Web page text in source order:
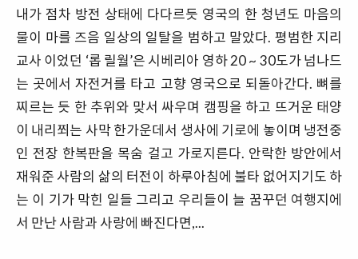
내가 점차 방전 상태에 다다르듯 영국의 한 청년도 마음의
물이 마를 즈음 일상의 일탈을 범하고 말았다. 평범한 지리
교사 이었던 ‘롭 릴월’은 시베리아 영하 20 ~ 30도가 넘나드
는 곳에서 자전거를 타고 고향 영국으로 되돌아간다. 뼈를
찌르는 듯 한 추위와 맞서 싸우며 캠핑을 하고 뜨거운 태양
이 내리쬐는 사막 한가운데서 생사에 기로에 놓이며 냉전중
인 전장 한복판을 목숨 걸고 가로지른다. 안락한 방안에서
재워준 사람의 삶의 터전이 하루아침에 불타 없어지기도 하
는 이 기가 막힌 일들 그리고 우리들이 늘 꿈꾸던 여행지에
서 만난 사람과 사랑에 빠진다면,...